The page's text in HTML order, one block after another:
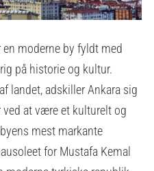
en moderne by fyldt med
på historie og kultur.
landet, adskiller Ankara sig
at være et kulturelt og
mest markante
for Mustafa Kemal